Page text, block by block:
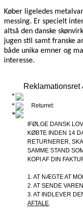
Køber ligeledes
messing. Er specielt
altså den danske
jugen stil samt franske
både unika emner og
interesse.
Reklamationsret
Returret:
IFØLGE DANSK
KØBTE INDEN 14
RETURNERER,
SAMME STAND
KOPI AF DIN
1. AT NÆGTE AT
2. AT SENDE
3. AT INDLEVER
AFTALE